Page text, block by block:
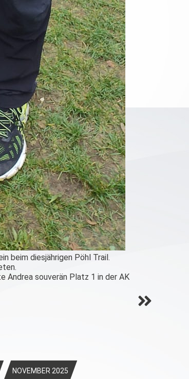
beim diesjährigen Pöhl Trail.
Andrea souverän Platz 1 in der AK
NOVEMBER 2025